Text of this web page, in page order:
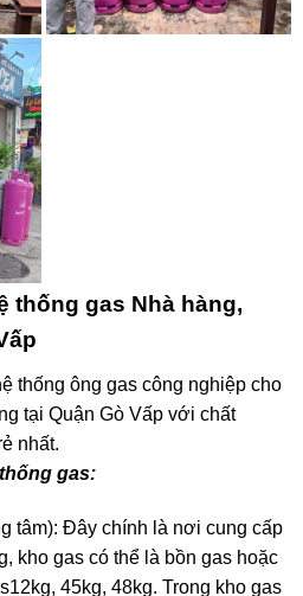
thống gas Nhà hàng,
thống ông gas công nghiệp cho
tại Quận Gò Vấp với chất
nhất.
gas:
tâm): Đây chính là nơi cung cấp
kho gas có thể là bồn gas hoặc
45kg, 48kg. Trong kho gas